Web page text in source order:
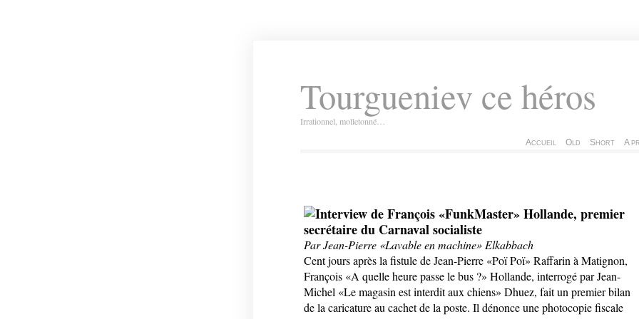
Tourgueniev ce héros
Irrationnel, molletonné…
Accueil Old Short A
Interview de François «FunkMaster» Hollande, premier
secrétaire du Carnaval socialiste
Par Jean-Pierre «Lavable en machine» Elkabbach
Cent jours après la fistule de Jean-Pierre «Poï Poï» Raffarin à Matignon,
François «A quelle heure passe le bus ?» Hollande, interrogé par Jean-
Michel «Le magasin est interdit aux chiens» Dhuez, fait un premier bilan
de la caricature au cachet de la poste. Il dénonce une photocopie fiscale